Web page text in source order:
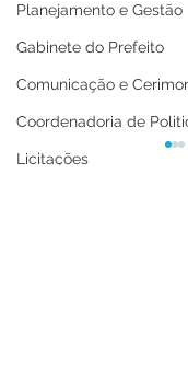
Planejamento e Gestão
Gabinete do Prefeito
Comunicação e
Coordenadoria de
Licitações